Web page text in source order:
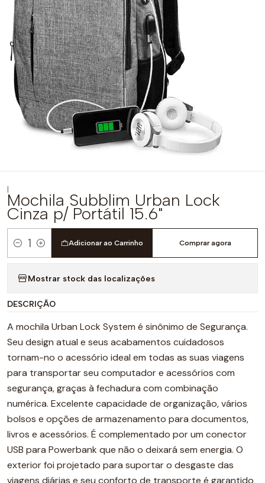
|
Mochila Subblim Urban Lock
Cinza p/ Portátil 15.6"
Quantidade
Adicionar ao Carrinho Comprar agora
Mostrar stock das localizações
DESCRIÇÃO
A mochila Urban Lock System é sinônimo de Segurança.
Seu design atual e seus acabamentos cuidadosos
tornam-no o acessório ideal em todas as suas viagens
para transportar seu computador e acessórios com
segurança, graças à fechadura com combinação
numérica. Excelente capacidade de organização, vários
bolsos e opções de armazenamento para documentos,
livros e acessórios. É complementado por um conector
USB para Powerbank que não o deixará sem energia. O
exterior foi projetado para suportar o desgaste das
viagens diárias e seu conforto de transporte é garantido